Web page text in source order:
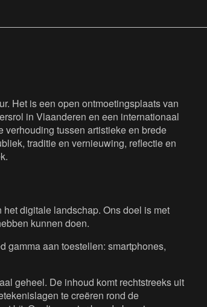
Het is een open ontmoetingsplaats van
in Vlaanderen en een internationaal
verhouding tussen artistieke en brede
traditie en vernieuwing, reflectie en
digitale landschap. Ons doel is met
kunnen doen.
gamma aan toestellen: smartphones,
geheel. De inhoud komt rechtstreeks uit
te creëren rond de